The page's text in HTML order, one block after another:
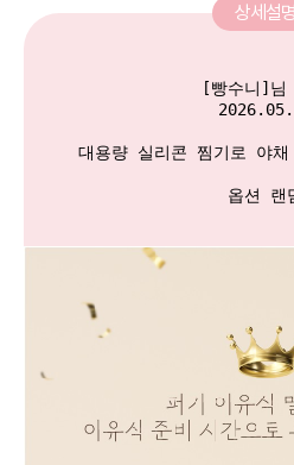
상세설명
[빵수니]님
대용량 실리콘 찜기로 야
옵션 랜